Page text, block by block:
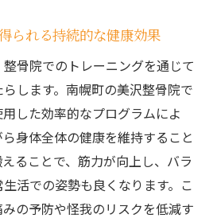
られる持続的な健康効果
骨院でのトレーニングを通じて
します。南幌町の美沢整骨院で
した効率的なプログラムによ
身体全体の健康を維持すること
ることで、筋力が向上し、バラ
活での姿勢も良くなります。こ
の予防や怪我のリスクを低減す